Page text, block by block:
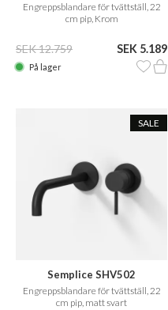
Engreppsblandare för tvättställ, 22
cm pip, Krom
SEK 12.759 SEK 5.189
På lager
SALE
Semplice SHV502
Engreppsblandare för tvättställ, 22
cm pip, matt svart